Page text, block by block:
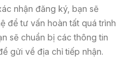
nhận đăng ký, bạn sẽ
để tư vấn hoàn tất quá trình
sẽ chuẩn bị các thông tin
gửi về địa chỉ tiếp nhận.